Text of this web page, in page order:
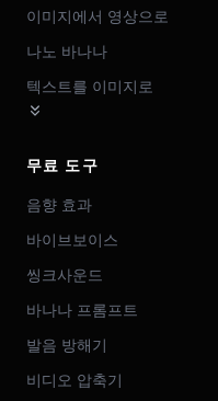
이미지에서 영상으로
나노 바나나
텍스트를 이미지로
무료 도구
음향 효과
바이브보이스
씽크사운드
바나나 프롬프트
발음 방해기
비디오 압축기